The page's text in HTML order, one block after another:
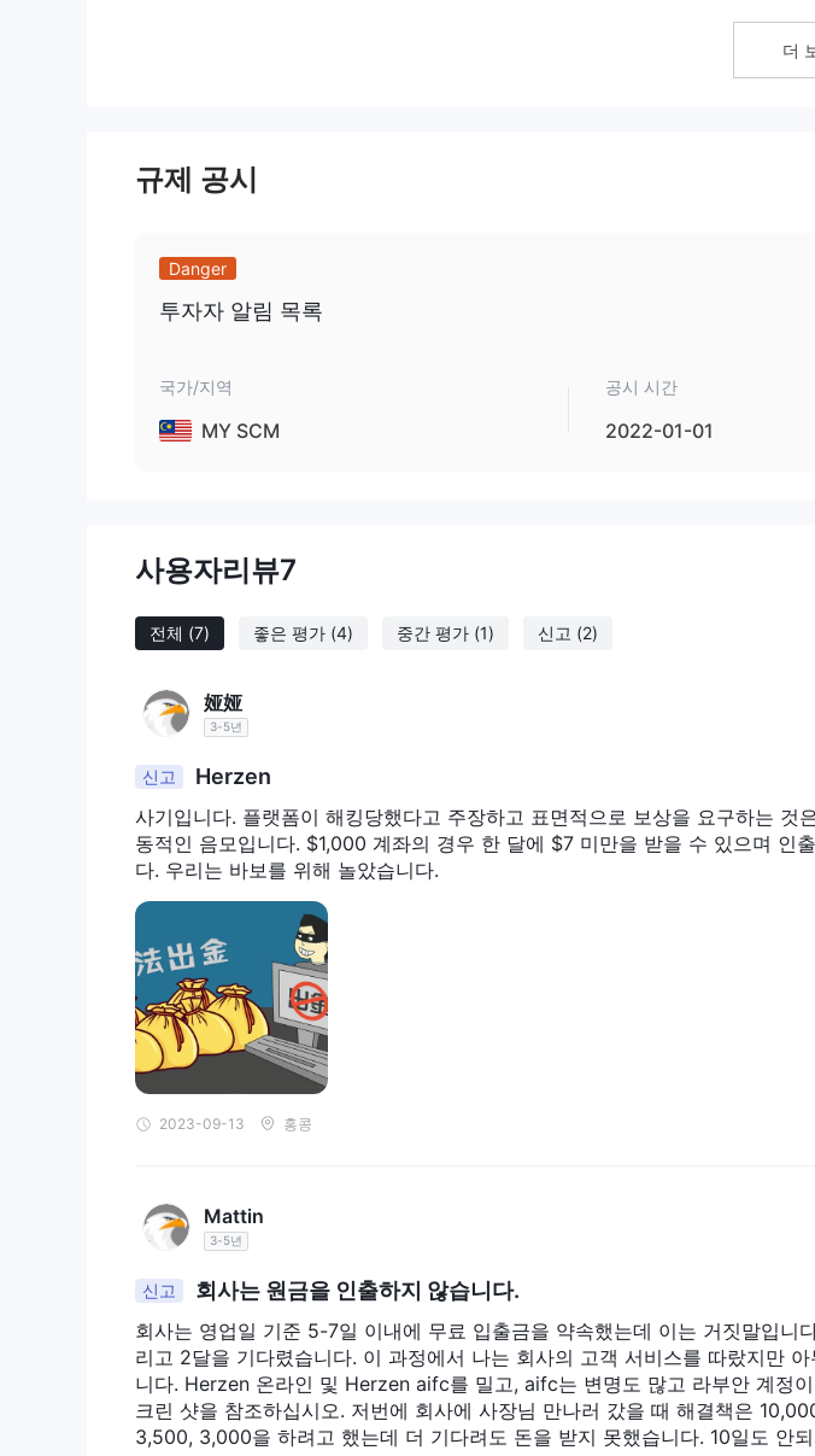
실망스럽게도 Herzen 현재 금융 규제 기관의 규제를 받지 않습니다. 규제되지 않은 브로커
점을 명심하는 것이 중요합니다. 규제가 없으면 브로커가 공정하고 투명하게 운영되는지
Herzen인기 있는 mt5 거래 플랫폼에서 경쟁력 있는 거래 조건과 다양한 거래 상품을 제공
시장 상품
Herzen다음을 포함하여 다양한 자산 클래스에 걸쳐 광범위한 거래 상품을 제공합니다.
세스를 제공합니다.
지수: Herzen s&p 500, nasdaq 100, ftse 100 등 15개 이상의 글로벌 지수 거래를 제공합
계정 유형
그것은 나타납니다 Herzen 라이브 거래 계정이라는 한 가지 유형의 거래 계정만 제공합니
지수 및 상품을 포함한 다양한 금융 상품에 대한 액세스를 제공하도록 설계되었습니다.
래 플랫폼에 액세스할 수 있습니다. 이 플랫폼에는 고급 차트 작성 도구, 기술 분석 지표, 전
하는 기능을 포함한 다양한 기능이 제공됩니다.
그러나 실제 자금에 투자하기 전에 전략을 테스트하고 거래 플랫폼에 익숙해지는 것을 선
계좌 개설 방법은?
로 계좌 개설 Herzen 간단한 과정입니다. 시작하려면 화면에서 "실계좌 개설" 버튼을 클릭
방문하여 화면에 설명된 단계를 따릅니다.
이름, 주소, 연락처와 같은 기본적인 개인 정보를 제공해야 합니다. 또한 선호하는 계정 유
가 표시됩니다. 신청서를 작성했으면 신원과 주소를 확인하기 위해 몇 가지 문서를 업로드
록증 사본과 최근 공과금 청구서 또는 은행 명세서가 포함될 수 있습니다. 확인 절차는 일반
면 거래를 시작할 준비가 된 것입니다.
영향력
Herzen외환 거래에 대해 최대 1:500의 레버리지를 제공합니다. 즉, 고객은 계정 잔액의 최
주식 및 상품과 같은 다른 상품의 경우 Herzen 상품 및 거래 조건에 따라 다를 수 있습니다.
Herzen스프레드가 시장 상황과 유동성에 따라 변할 수 있음을 의미하는 가변 스프레드 모
의 경우 주요 통화 쌍의 평균 스프레드는 1.5핍에서 시작하며 이는 업계의 다른 중개인이
대한 수수료는 거래된 로트당 $7이며, 이는 또한 합리적인 것으로 간주됩니다.
주식 거래의 경우 수수료는 거래 금액의 0.1%로, 주식 거래에 대해 높은 수수료를 부과하
낮습니다.
상품 거래의 경우 스프레드는 상품 유형에 따라 다릅니다. 예를 들어, 원유의 스프레드는
더
규제 공시
Danger
투자자 알림 목록
국가/지역
MY SCM
공시 시간
2022-01-01
사용자리뷰7
전체 (7) 좋은 평가 (4) 중간 평가 (1) 신고 (2)
娅娅
3-5년
신고 Herzen
사기입니다. 플랫폼이 해킹당했다고 주장하고 표면적으로 보상을 요구하는 것
동적인 음모입니다. $1,000 계좌의 경우 한 달에 $7 미만을 받을 수 있으며 인
다. 우리는 바보를 위해 놀았습니다.
2023-09-13 홍콩
Mattin
3-5년
신고 회사는 원금을 인출하지 않습니다.
회사는 영업일 기준 5-7일 이내에 무료 입출금을 약속했는데 이는 거짓말입니
리고 2달을 기다렸습니다. 이 과정에서 나는 회사의 고객 서비스를 따랐지만
니다. Herzen 온라인 및 Herzen aifc를 밀고, aifc는 변명도 많고 라부안 계정
크린 샷을 참조하십시오. 저번에 회사에 사장님 만나러 갔을 때 해결책은
3,500, 3,000을 하려고 했는데 더 기다려도 돈을 받지 못했습니다. 10일도 안